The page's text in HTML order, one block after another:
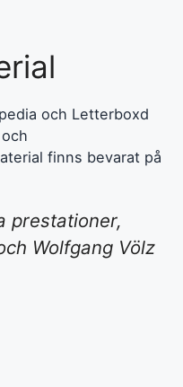
och Letterboxd
finns bevarat på
prestationer,
Wolfgang Völz